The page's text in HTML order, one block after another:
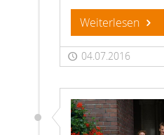
Weiterlesen
04.07.2016